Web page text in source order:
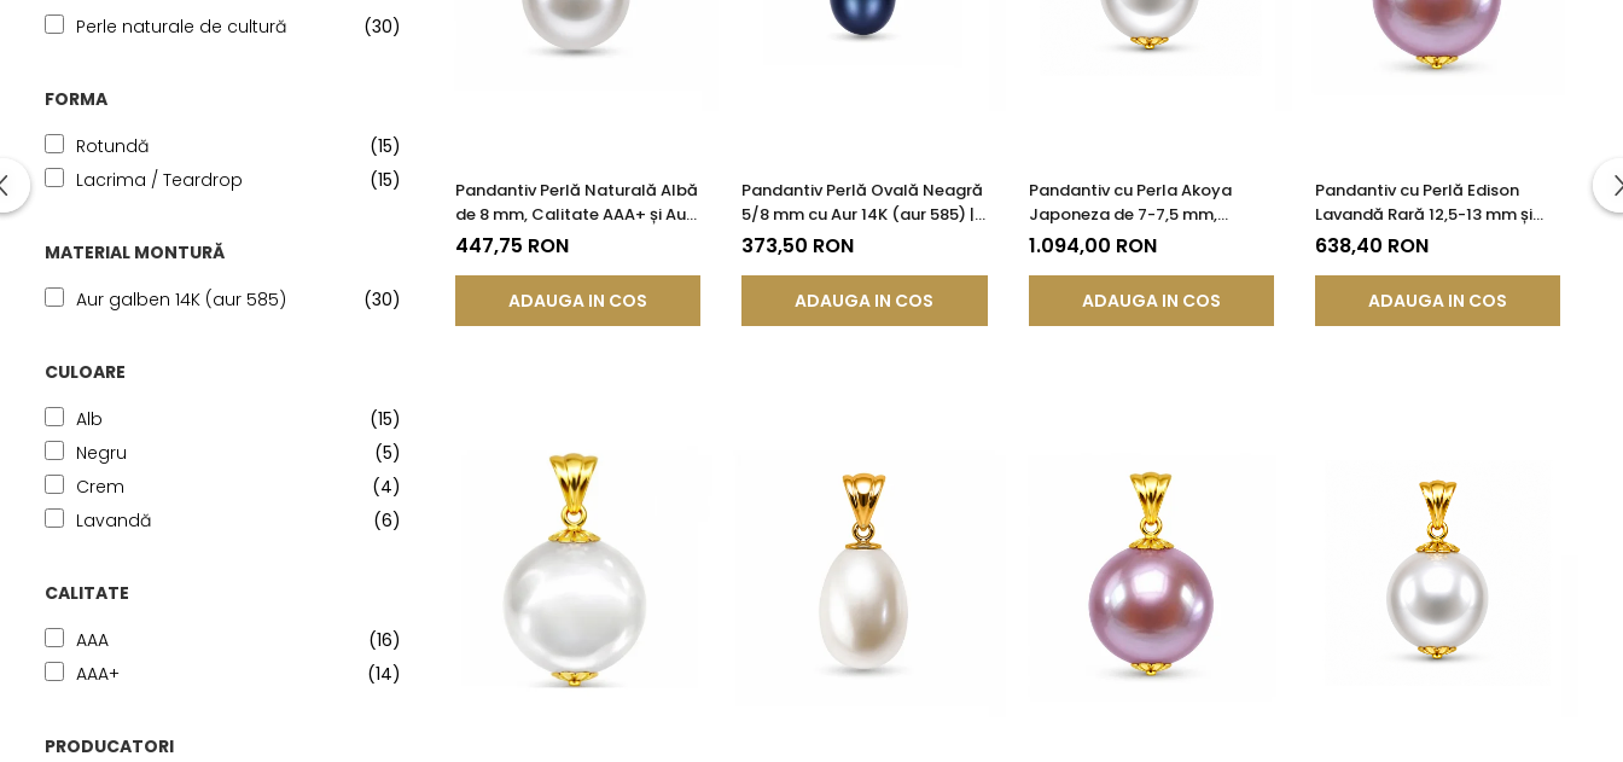
Perle naturale de cultură
(30)
FORMA
Rotundă
(15)
Lacrima / Teardrop
(15)
MATERIAL MONTURĂ
Aur galben 14K (aur 585)
(30)
CULOARE
Alb
(15)
Negru
(5)
Crem
(4)
Lavandă
(6)
CALITATE
AAA
(16)
AAA+
(14)
PRODUCATORI
Pandantiv Perlă Naturală Albă
de 8 mm, Calitate AAA+ și Aur
14K (aur 585) | KASKADDA®
447,75 RON
ADAUGA IN COS
Pandantiv Perlă Ovală Neagră
5/8 mm cu Aur 14K (aur 585) |
KASKADDA®
373,50 RON
ADAUGA IN COS
Pandantiv cu Perla Akoya
Japoneza de 7-7,5 mm,
Calitate AAA+ si Aur de 14k
1.094,00 RON
ADAUGA IN COS
Pandantiv cu Perlă Edison
Lavandă Rară 12,5-13 mm și
Aur Galben 14K (aur 585) |
638,40 RON
ADAUGA IN COS